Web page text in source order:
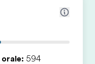
594